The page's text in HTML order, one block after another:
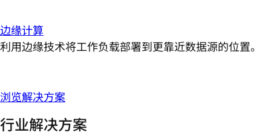
边缘计算
利用边缘技术将工作负载部署到更靠近数据源的位置。
浏览解决方案
行业解决方案